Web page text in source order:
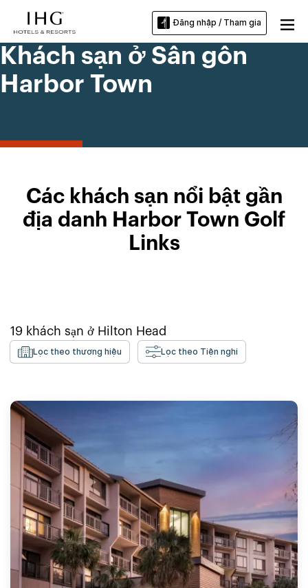
Đăng nhập / Tham gia
Khách sạn ở Sân gôn
Harbor Town
Các khách sạn nổi bật gần
địa danh Harbor Town Golf
Links
19 khách sạn ở Hilton Head
Lọc theo thương hiệu Lọc theo Tiện nghi